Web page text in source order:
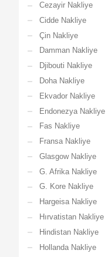
Cezayir Nakliye
Cidde Nakliye
Çin Nakliye
Damman Nakliye
Djibouti Nakliye
Doha Nakliye
Ekvador Nakliye
Endonezya Nakliye
Fas Nakliye
Fransa Nakliye
Glasgow Nakliye
G. Afrika Nakliye
G. Kore Nakliye
Hargeisa Nakliye
Hırvatistan Nakliye
Hindistan Nakliye
Hollanda Nakliye